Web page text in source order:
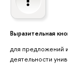
Выразительная
для предложений
деятельности